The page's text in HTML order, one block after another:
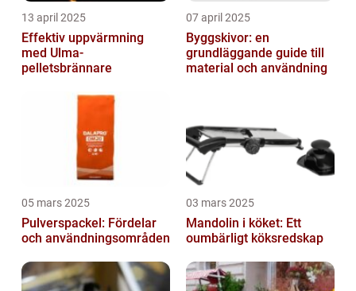
13 april 2025
Effektiv uppvärmning
med Ulma-
pelletsbrännare
07 april 2025
Byggskivor: en
grundläggande guide till
material och användning
05 mars 2025
Pulverspackel: Fördelar
och användningsområden
03 mars 2025
Mandolin i köket: Ett
oumbärligt köksredskap